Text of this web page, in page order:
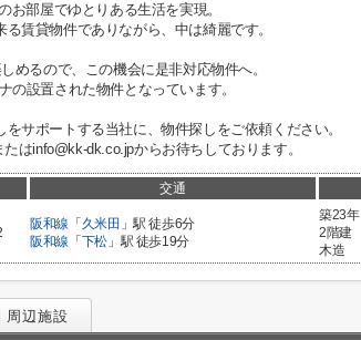
お部屋でゆとりある生活を実現。
賃貸物件でありながら、中は綺麗です。
めるので、この機会に是非対応物件へ。
の設置された物件となっています。
サポートする当社に、物件探しをご依頼ください。
はinfo@kk-dk.co.jpからお待ちしております。
交通
阪和線 「 久米田 」駅 徒歩6分
阪和線 「 下松」駅 徒歩19分
築23年
2階建
木造
周辺施設